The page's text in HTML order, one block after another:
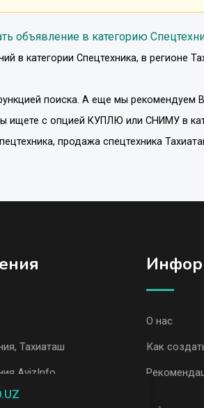
объявление в категорию
в категории Спецтехника, в регионе
поиска. А еще мы рекомендуем
ищете с опцией КУПЛЮ или СНИМУв
продажа спецтехника
Тахиаташ
AvizInfo
О нас
Как